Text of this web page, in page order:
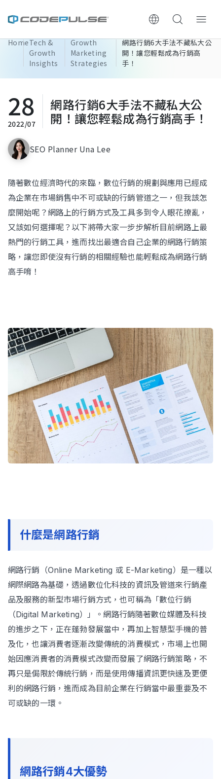
ChooWe AI仿生客服
Services & Pricing
Website Construction Process
Portfolio
Case Studies: Strategic Insights
Tech & Growth Insights
Contact Us
HomeTech &
Growth
Insights
Growth
Marketing
Strategies
網路行銷6大手法不藏私大公
開！讓您輕鬆成為行銷高
手！
28
2022/07
網路行銷6大手法不藏私大公
開！讓您輕鬆成為行銷高手！
SEO Planner Una Lee
隨著數位經濟時代的來臨，數位行銷的規劃與應用已經成
為企業在市場銷售中不可或缺的行銷管道之一，但我該怎
麼開始呢？網路上的行銷方式及工具多到令人眼花撩亂，
又該如何選擇呢？以下將帶大家一步步解析目前網路上最
熱門的行銷工具，進而找出最適合自己企業的網路行銷策
略，讓您即使沒有行銷的相關經驗也能輕鬆成為網路行銷
高手唷！
什麼是網路行銷
網路行銷（Online Marketing 或 E-Marketing）是一種以
網際網路為基礎，透過數位化科技的資訊及管道來行銷產
品及服務的新型市場行銷方式，也可稱為「數位行銷
（Digital Marketing）」。網路行銷隨著數位媒體及科技
的進步之下，正在蓬勃發展當中，再加上智慧型手機的普
及化，也讓消費者逐漸改變傳統的消費模式，市場上也開
始因應消費者的消費模式改變而發展了網路行銷策略，不
再只是侷限於傳統行銷，而是使用傳播資訊更快速及更便
利的網路行銷，進而成為目前企業在行銷當中最重要及不
可或缺的一環。
網路行銷4大優勢